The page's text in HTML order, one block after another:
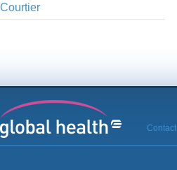
Courtier
Contact